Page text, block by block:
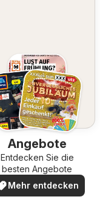
Angebote
Entdecken Sie die
besten Angebote
Mehr entdecken